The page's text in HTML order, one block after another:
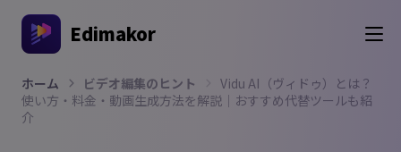
Edimakor
ホーム ビデオ編集のヒント
Vidu AI（ヴィドゥ）とは？
使い方・料金・動画生成方法を解説｜おすすめ代替ツールも紹
介